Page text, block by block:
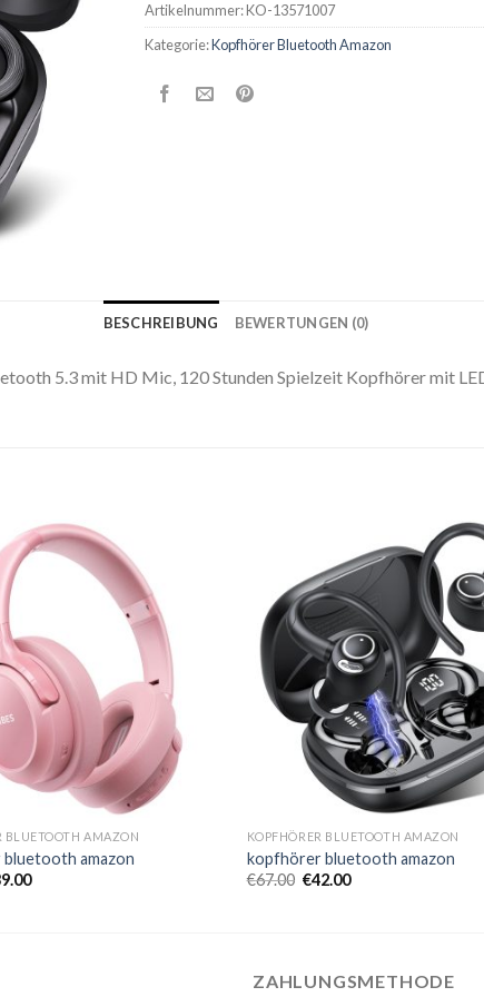
Artikelnummer:KO-13571007
Kategorie:Kopfhörer Bluetooth Amazon
BESCHREIBUNG BEWERTUNGEN (0)
5.3 mit HD Mic, 120 Stunden Spielzeit Kopfhörer mit
BLUETOOTH AMAZON
amazon
KOPFHÖRER BLUETOOTH AMAZON
kopfhörer bluetooth amazon
€67.00 €42.00
ZAHLUNGSMETHODE